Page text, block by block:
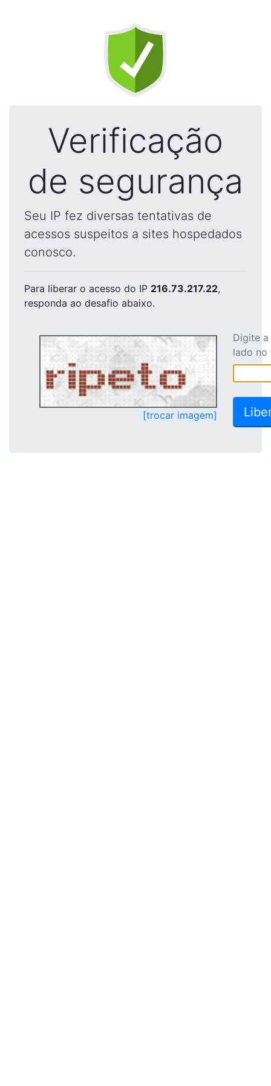
Verificação
de segurança
Seu IP fez diversas tentativas de
acessos suspeitos a sites hospedados
conosco.
Para liberar o acesso do IP 216.73.217.22,
responda ao desafio abaixo.
[trocar imagem]
Digite
lado no